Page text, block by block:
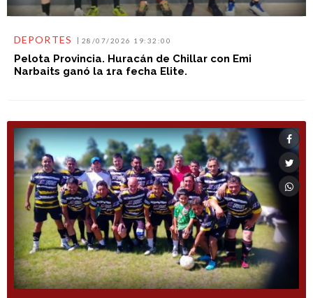
DEPORTES 28/07/2026 19:32:00
Pelota Provincia. Huracán de Chillar con Emi
Narbaits ganó la 1ra fecha Elite.